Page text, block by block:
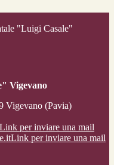
"Luigi Casale"
Vigevano
Vigevano (Pavia)
Link per inviare una mail
Link per inviare una mail